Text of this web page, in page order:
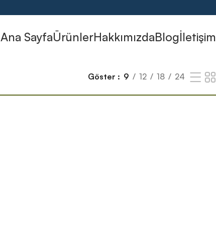
Ana SayfaÜrünlerHakkımızdaBlogİletişim
Göster 9 12 18 24